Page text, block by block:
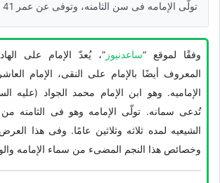
تولّى الإمامه فی سن الثامنه، وتوفی عن عمر 41 عامًا.
وفقًا لموقع “ساعدنیوز ”، یُعدّ الإمام علی
المعروف أیضًا بالإمام علی النقی، الإمام
الإمامیه. وهو ابن الإمام محمد الجواد (علیه
تُدعى سمانه. تولّى الإمامه وهو فی الثامنه من
الشیعیه لمده ثلاثه وثلاثین عامًا. وفی هذا
وخصائص هذا النجم المضیء من سماء الإمامه